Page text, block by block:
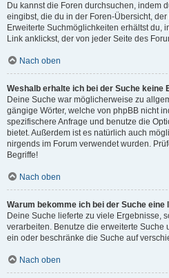
Du kannst die Foren durchsuchen, indem
eingibst, die du in der Foren-Übersicht,
Erweiterte Suchmöglichkeiten erhältst du,
Link anklickst, der von jeder Seite des
Nach oben
Weshalb erhalte ich bei der Suche keine
Deine Suche war möglicherweise zu
gängige Wörter, welche von phpBB nicht
spezifischere Anfrage und benutze die
bietet. Außerdem ist es natürlich auch
nirgends im Forum verwendet wurden.
Begriffe!
Nach oben
Warum bekomme ich bei der Suche eine
Deine Suche lieferte zu viele Ergebnisse,
verarbeiten. Benutze die erweiterte Suche
ein oder beschränke die Suche auf
Nach oben